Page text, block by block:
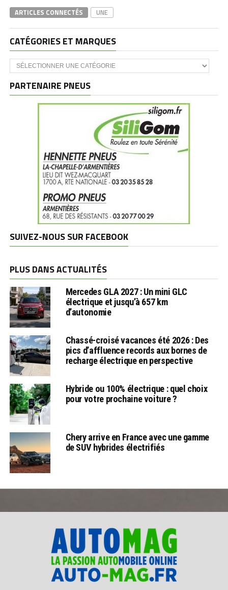
ARTICLES CONNECTÉS UNE
CATÉGORIES ET MARQUES
Catégories
et
PARTENAIRE PNEUS
SUIVEZ-NOUS SUR FACEBOOK
PLUS DANS ACTUALITÉS
Mercedes GLA 2027 : Un mini GLC
électrique et jusqu’à 657 km
d’autonomie
Chassé-croisé vacances été 2026 : Des
pics d’affluence records aux bornes de
recharge électrique en perspective
Hybride ou 100% électrique : quel choix
pour votre prochaine voiture ?
Chery arrive en France avec une gamme
de SUV hybrides électrifiés